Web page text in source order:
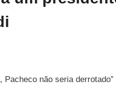
não seria